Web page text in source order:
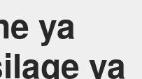
ya
ya